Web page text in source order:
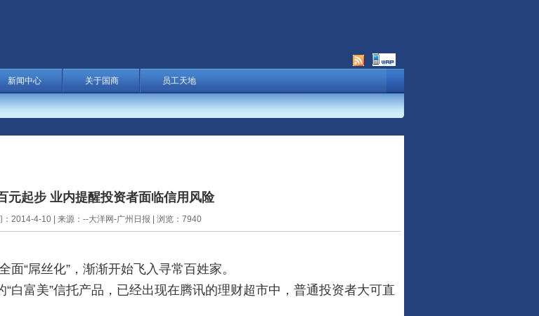
新闻中心 关于国商 员工天地
元起步 业内提醒投资者面临信用风险
：2014-4-10 | 来源：--大洋网-广州日报 | 浏览：7940
“屌丝化”，渐渐开始飞入寻常百姓家。
富美”信托产品，已经出现在腾讯的理财超市中，普通投资者大可直